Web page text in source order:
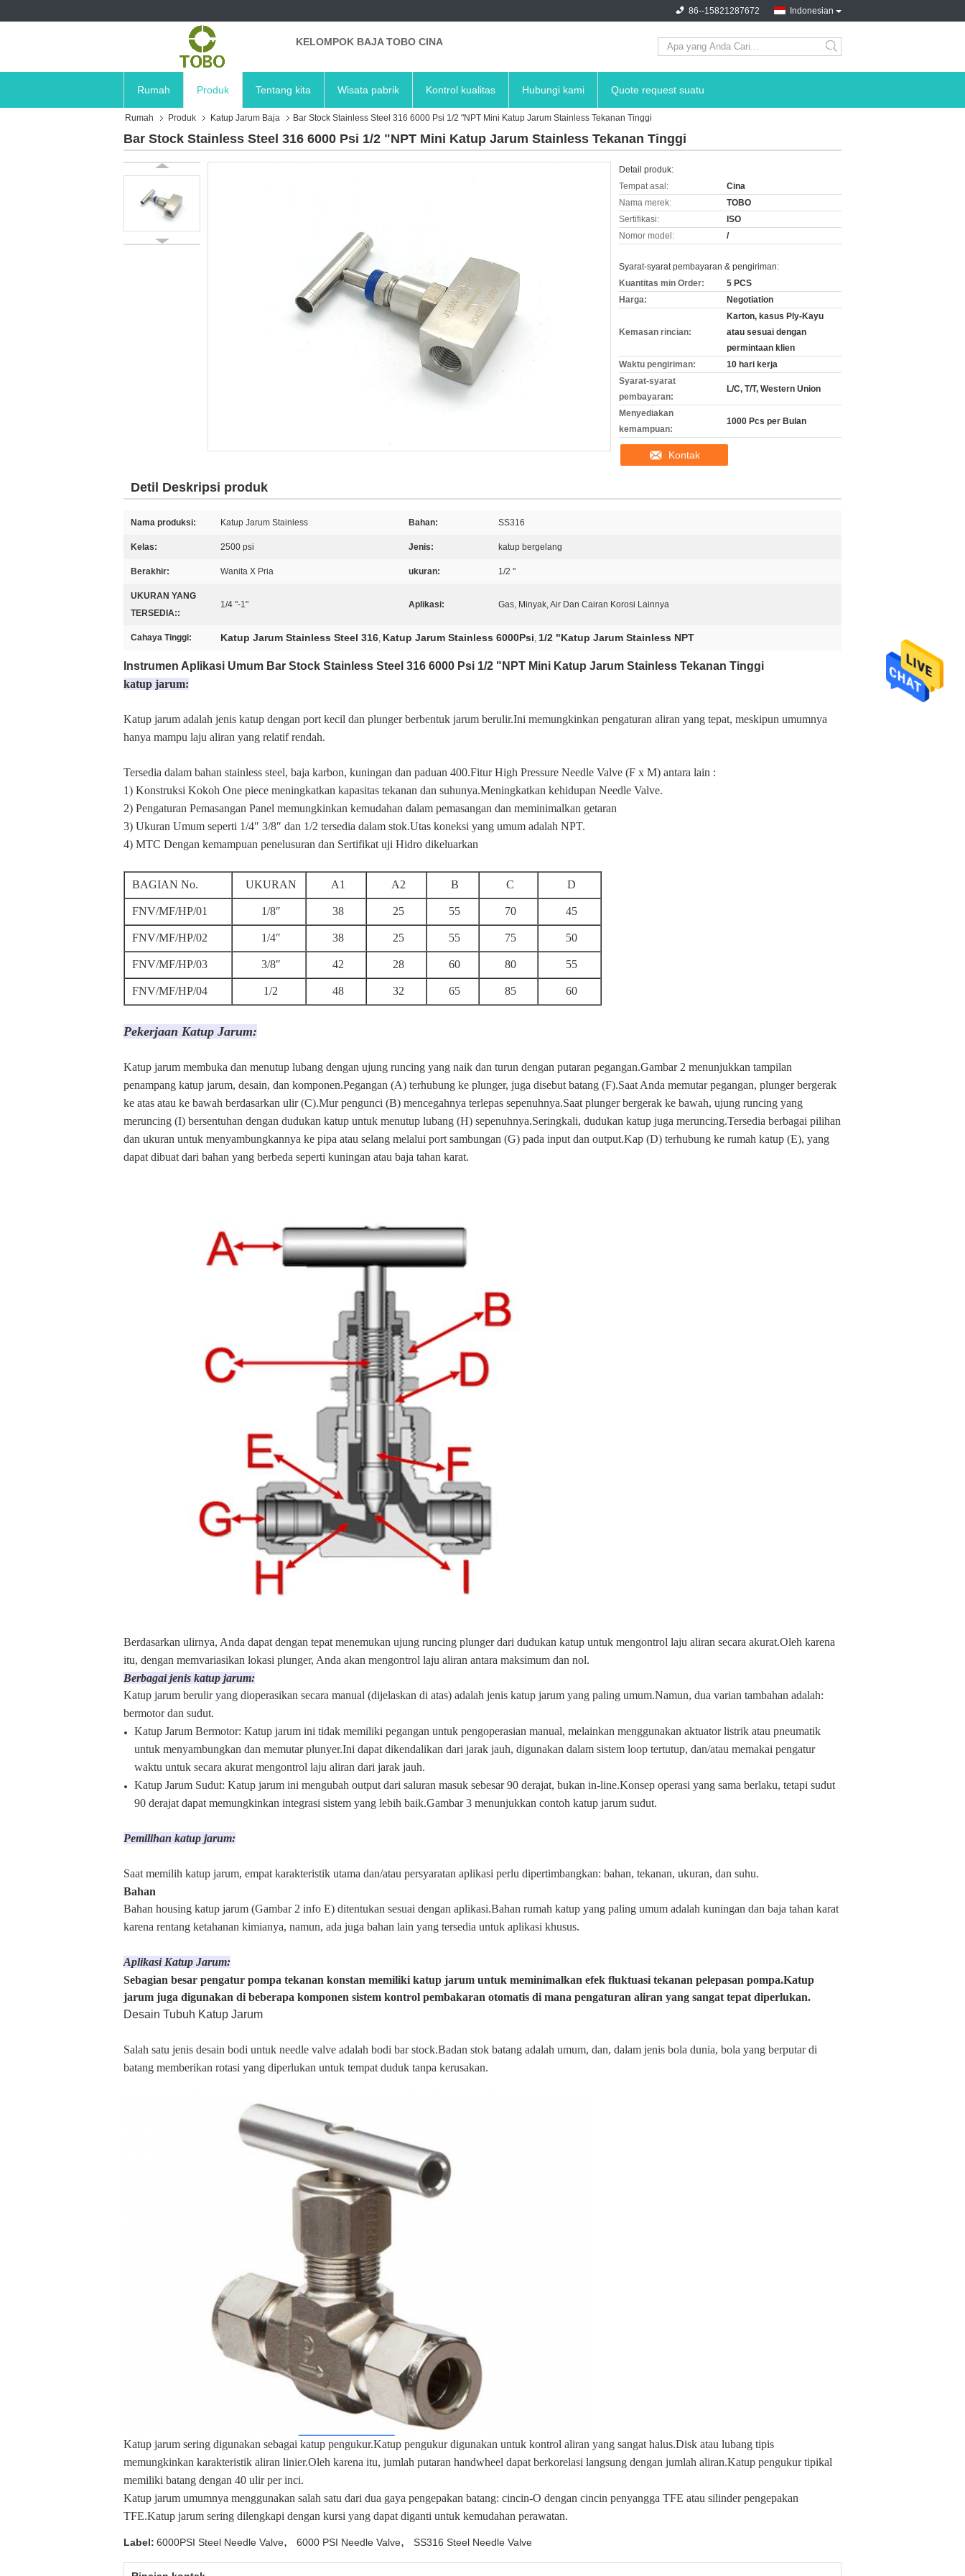
Indonesian
86--15821287672
KELOMPOK BAJA TOBO CINA
Rumah Produk Tentang kita Wisata pabrik Kontrol kualitas Hubungi kami Quote request suatu
Rumah Produk Katup Jarum Baja Bar Stock Stainless Steel 316 6000 Psi 1/2 "NPT Mini Katup Jarum Stainless Tekanan Tinggi
Bar Stock Stainless Steel 316 6000 Psi 1/2 "NPT Mini Katup Jarum Stainless Tekanan Tinggi
Detail produk:
Tempat asal:
Cina
Nama merek:
TOBO
Sertifikasi:
ISO
Nomor model:
/
Syarat-syarat pembayaran & pengiriman:
Kuantitas min Order:
5 PCS
Harga:
Negotiation
Kemasan rincian:
Karton, kasus Ply-Kayu
atau sesuai dengan
permintaan klien
Waktu pengiriman:
10 hari kerja
Syarat-syarat
pembayaran:
L/C, T/T, Western Union
Menyediakan
kemampuan:
1000 Pcs per Bulan
Kontak
Detil Deskripsi produk
Nama produksi: Katup Jarum Stainless Bahan: SS316
Kelas: 2500 psi Jenis: katup bergelang
Berakhir: Wanita X Pria ukuran: 1/2 ''
UKURAN YANG
TERSEDIA::
1/4 "-1" Aplikasi: Gas, Minyak, Air Dan Cairan Korosi Lainnya
Cahaya Tinggi: Katup Jarum Stainless Steel 316, Katup Jarum Stainless 6000Psi, 1/2 "Katup Jarum Stainless NPT
Instrumen Aplikasi Umum Bar Stock Stainless Steel 316 6000 Psi 1/2 "NPT Mini Katup Jarum Stainless Tekanan Tinggi
katup jarum:
Katup jarum adalah jenis katup dengan port kecil dan plunger berbentuk jarum berulir.Ini memungkinkan pengaturan aliran yang tepat, meskipun umumnya
hanya mampu laju aliran yang relatif rendah.
Tersedia dalam bahan stainless steel, baja karbon, kuningan dan paduan 400.Fitur High Pressure Needle Valve (F x M) antara lain :
1) Konstruksi Kokoh One piece meningkatkan kapasitas tekanan dan suhunya.Meningkatkan kehidupan Needle Valve.
2) Pengaturan Pemasangan Panel memungkinkan kemudahan dalam pemasangan dan meminimalkan getaran
3) Ukuran Umum seperti 1/4″ 3/8″ dan 1/2 tersedia dalam stok.Utas koneksi yang umum adalah NPT.
4) MTC Dengan kemampuan penelusuran dan Sertifikat uji Hidro dikeluarkan
BAGIAN No. UKURAN A1 A2 B C D
FNV/MF/HP/01 1/8″ 38 25 55 70 45
FNV/MF/HP/02 1/4″ 38 25 55 75 50
FNV/MF/HP/03 3/8″ 42 28 60 80 55
FNV/MF/HP/04 1/2 48 32 65 85 60
Pekerjaan Katup Jarum:
Katup jarum membuka dan menutup lubang dengan ujung runcing yang naik dan turun dengan putaran pegangan.Gambar 2 menunjukkan tampilan
penampang katup jarum, desain, dan komponen.Pegangan (A) terhubung ke plunger, juga disebut batang (F).Saat Anda memutar pegangan, plunger bergerak
ke atas atau ke bawah berdasarkan ulir (C).Mur pengunci (B) mencegahnya terlepas sepenuhnya.Saat plunger bergerak ke bawah, ujung runcing yang
meruncing (I) bersentuhan dengan dudukan katup untuk menutup lubang (H) sepenuhnya.Seringkali, dudukan katup juga meruncing.Tersedia berbagai pilihan
dan ukuran untuk menyambungkannya ke pipa atau selang melalui port sambungan (G) pada input dan output.Kap (D) terhubung ke rumah katup (E), yang
dapat dibuat dari bahan yang berbeda seperti kuningan atau baja tahan karat.
Berdasarkan ulirnya, Anda dapat dengan tepat menemukan ujung runcing plunger dari dudukan katup untuk mengontrol laju aliran secara akurat.Oleh karena
itu, dengan memvariasikan lokasi plunger, Anda akan mengontrol laju aliran antara maksimum dan nol.
Berbagai jenis katup jarum:
Katup jarum berulir yang dioperasikan secara manual (dijelaskan di atas) adalah jenis katup jarum yang paling umum.Namun, dua varian tambahan adalah:
bermotor dan sudut.
Katup Jarum Bermotor: Katup jarum ini tidak memiliki pegangan untuk pengoperasian manual, melainkan menggunakan aktuator listrik atau pneumatik
untuk menyambungkan dan memutar plunyer.Ini dapat dikendalikan dari jarak jauh, digunakan dalam sistem loop tertutup, dan/atau memakai pengatur
waktu untuk secara akurat mengontrol laju aliran dari jarak jauh.
Katup Jarum Sudut: Katup jarum ini mengubah output dari saluran masuk sebesar 90 derajat, bukan in-line.Konsep operasi yang sama berlaku, tetapi sudut
90 derajat dapat memungkinkan integrasi sistem yang lebih baik.Gambar 3 menunjukkan contoh katup jarum sudut.
Pemilihan katup jarum:
Saat memilih katup jarum, empat karakteristik utama dan/atau persyaratan aplikasi perlu dipertimbangkan: bahan, tekanan, ukuran, dan suhu.
Bahan
Bahan housing katup jarum (Gambar 2 info E) ditentukan sesuai dengan aplikasi.Bahan rumah katup yang paling umum adalah kuningan dan baja tahan karat
karena rentang ketahanan kimianya, namun, ada juga bahan lain yang tersedia untuk aplikasi khusus.
Aplikasi Katup Jarum:
Sebagian besar pengatur pompa tekanan konstan memiliki katup jarum untuk meminimalkan efek fluktuasi tekanan pelepasan pompa.Katup
jarum juga digunakan di beberapa komponen sistem kontrol pembakaran otomatis di mana pengaturan aliran yang sangat tepat diperlukan.
Desain Tubuh Katup Jarum
Salah satu jenis desain bodi untuk needle valve adalah bodi bar stock.Badan stok batang adalah umum, dan, dalam jenis bola dunia, bola yang berputar di
batang memberikan rotasi yang diperlukan untuk tempat duduk tanpa kerusakan.
Katup jarum sering digunakan sebagai katup pengukur.Katup pengukur digunakan untuk kontrol aliran yang sangat halus.Disk atau lubang tipis
memungkinkan karakteristik aliran linier.Oleh karena itu, jumlah putaran handwheel dapat berkorelasi langsung dengan jumlah aliran.Katup pengukur tipikal
memiliki batang dengan 40 ulir per inci.
Katup jarum umumnya menggunakan salah satu dari dua gaya pengepakan batang: cincin-O dengan cincin penyangga TFE atau silinder pengepakan
TFE.Katup jarum sering dilengkapi dengan kursi yang dapat diganti untuk kemudahan perawatan.
Label: 6000PSI Steel Needle Valve, 6000 PSI Needle Valve, SS316 Steel Needle Valve